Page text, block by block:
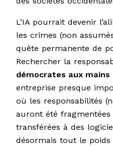
L’IA pourrait devenir
les crimes (non
quête permanente de
Rechercher la
démocrates aux mains
entreprise presque
où les responsabilités
auront été
transférées à des
désormais tout le poids